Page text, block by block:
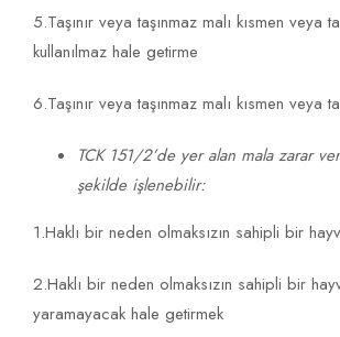
5.Taşınır veya taşınmaz malı kısmen veya
kullanılmaz hale getirme
6.Taşınır veya taşınmaz malı kısmen veya
TCK 151/2’de yer alan mala zarar
şekilde işlenebilir:
1.Haklı bir neden olmaksızın sahipli bir
2.Haklı bir neden olmaksızın sahipli bir
yaramayacak hale getirmek